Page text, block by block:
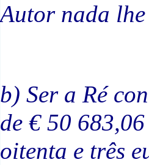
Autor nada
b) Ser a Ré
de € 50
oitenta e três